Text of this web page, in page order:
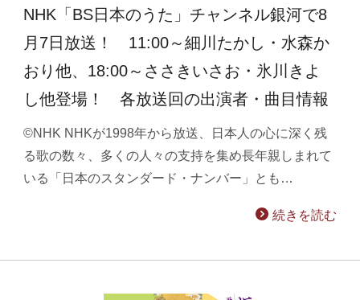
NHK「BS日本のうた」チャンネル銀河で8
月7日放送！ 11:00～細川たかし・水森か
おり他、18:00～ささきいさお・氷川きよ
し他登場！ 各放送回の出演者・曲目情報
©NHK NHKが1998年から放送、日本人の心に深く残
る歌の数々、多くの人々の支持を集め長年親しまれて
いる「日本のスタンダード・ナンバー」とも…
続きを読む